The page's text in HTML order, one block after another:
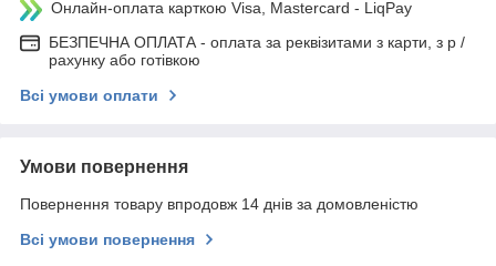
Онлайн-оплата карткою Visa, Mastercard - LiqPay
БЕЗПЕЧНА ОПЛАТА - оплата за реквізитами з карти, з р /
рахунку або готівкою
Всі умови оплати
Умови повернення
Повернення товару впродовж 14 днів за домовленістю
Всі умови повернення